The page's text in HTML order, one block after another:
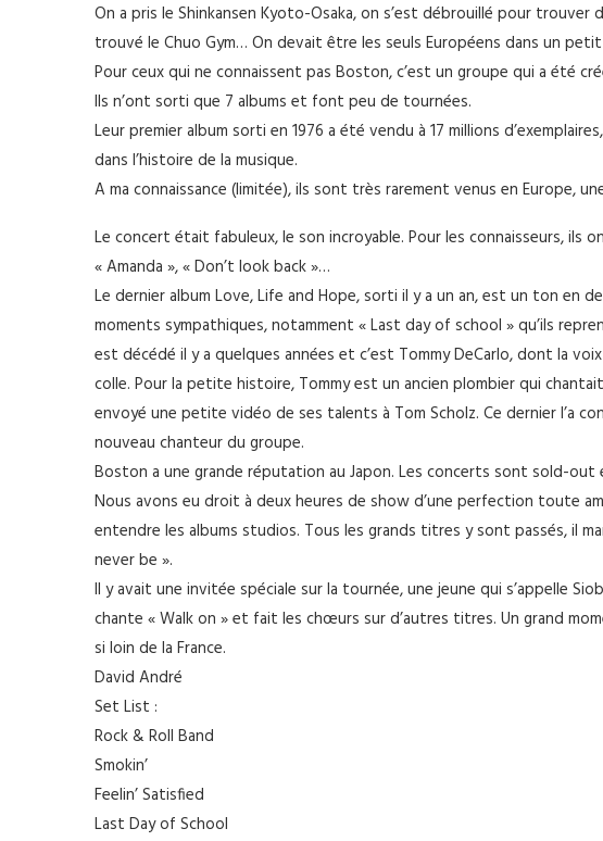
On a pris le Shinkansen Kyoto-Osaka, on s’est débrouillé pour
trouvé le Chuo Gym… On devait être les seuls Européens dans un petit
Pour ceux qui ne connaissent pas Boston, c’est un groupe qui a été
Ils n’ont sorti que 7 albums et font peu de tournées.
Leur premier album sorti en 1976 a été vendu à 17 millions
dans l’histoire de la musique.
A ma connaissance (limitée), ils sont très rarement venus en Europe,
Le concert était fabuleux, le son incroyable. Pour les connaisseurs, ils
« Amanda », « Don’t look back »…
Le dernier album Love, Life and Hope, sorti il y a un an, est un ton en
moments sympathiques, notamment « Last day of school » qu’ils
est décédé il y a quelques années et c’est Tommy DeCarlo, dont la
colle. Pour la petite histoire, Tommy est un ancien plombier qui
envoyé une petite vidéo de ses talents à Tom Scholz. Ce dernier l’a
nouveau chanteur du groupe.
Boston a une grande réputation au Japon. Les concerts sont sold-out
Nous avons eu droit à deux heures de show d’une perfection toute
entendre les albums studios. Tous les grands titres y sont passés, il
never be ».
Il y avait une invitée spéciale sur la tournée, une jeune qui s’appelle
chante « Walk on » et fait les chœurs sur d’autres titres. Un grand
si loin de la France.
David André
Set List :
Rock & Roll Band
Smokin’
Feelin’ Satisfied
Last Day of School